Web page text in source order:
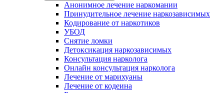
Анонимное лечение наркомании
Принудительное лечение наркозависимых
Кодирование от наркотиков
УБОД
Снятие ломки
Детоксикация наркозависимых
Консультация нарколога
Онлайн консультация нарколога
Лечение от марихуаны
Лечение от кодеина